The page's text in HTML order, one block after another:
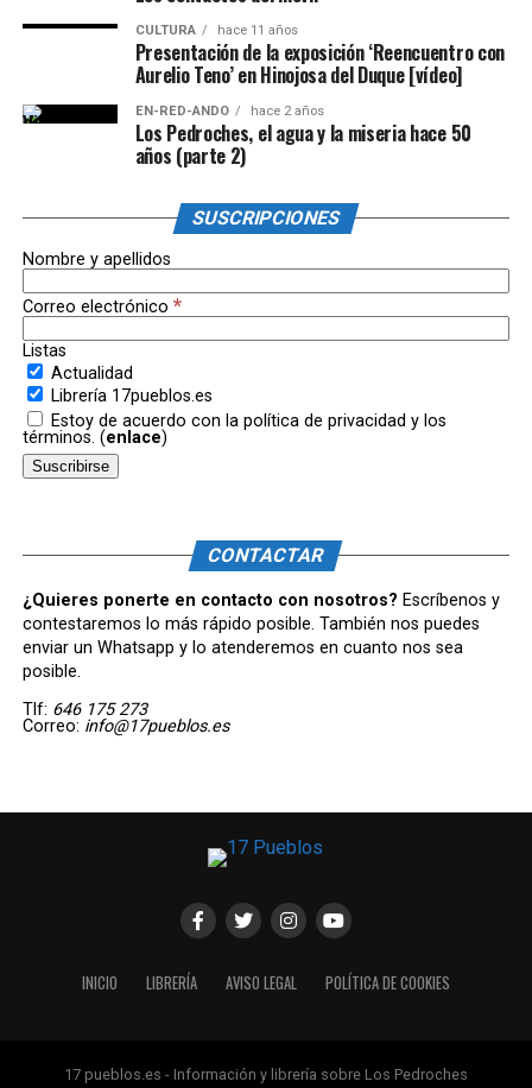
CULTURA hace 11 años
Presentación de la exposición ‘Reencuentro con
Aurelio Teno’ en Hinojosa del Duque [vídeo]
EN-RED-ANDO hace 2 años
Los Pedroches, el agua y la miseria hace 50
años (parte 2)
SUSCRIPCIONES
Nombre y apellidos
Correo electrónico *
Listas
Actualidad
Librería 17pueblos.es
Estoy de acuerdo con la política de privacidad y los
términos. (enlace)
CONTACTAR
¿Quieres ponerte en contacto con nosotros? Escríbenos y
contestaremos lo más rápido posible. También nos puedes
enviar un Whatsapp y lo atenderemos en cuanto nos sea
posible.
Tlf: 646 175 273
Correo: info@17pueblos.es
INICIO LIBRERÍA AVISO LEGAL POLÍTICA DE COOKIES
17 pueblos.es - Información y librería sobre Los Pedroches